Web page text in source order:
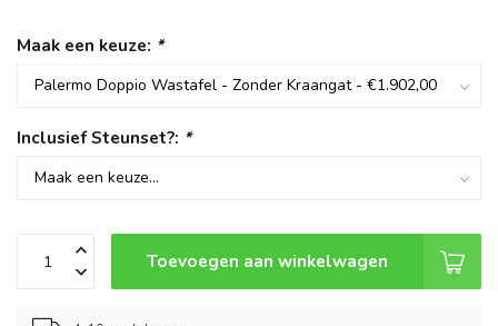
Maak een keuze: *
Inclusief Steunset?: *
Toevoegen aan winkelwagen